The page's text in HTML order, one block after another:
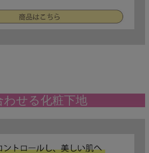
わせる化粧下地